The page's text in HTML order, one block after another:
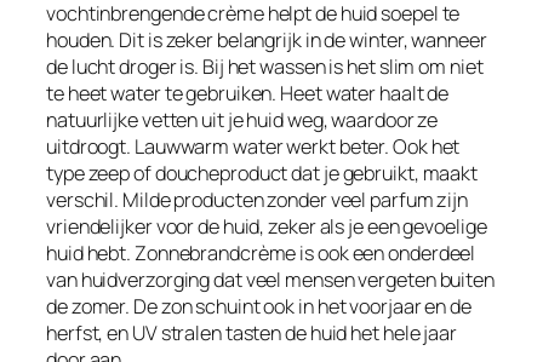
vochtinbrengende crème helpt de huid soepel te
houden. Dit is zeker belangrijk in de winter, wanneer
de lucht droger is. Bij het wassen is het slim om niet
te heet water te gebruiken. Heet water haalt de
natuurlijke vetten uit je huid weg, waardoor ze
uitdroogt. Lauwwarm water werkt beter. Ook het
type zeep of doucheproduct dat je gebruikt, maakt
verschil. Milde producten zonder veel parfum zijn
vriendelijker voor de huid, zeker als je een gevoelige
huid hebt. Zonnebrandcrème is ook een onderdeel
van huidverzorging dat veel mensen vergeten buiten
de zomer. De zon schuint ook in het voorjaar en de
herfst, en UV stralen tasten de huid het hele jaar